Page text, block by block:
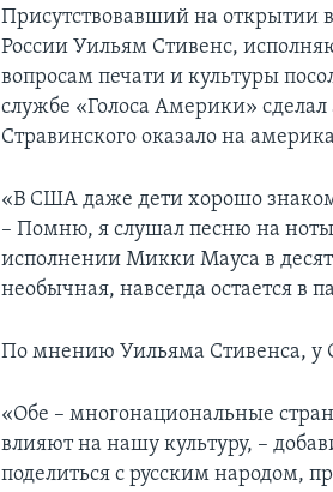
Присутствовавший на открытии
России Уильям Стивенс,
вопросам печати и культуры
службе «Голоса Америки»
Стравинского оказало на
«В США даже дети хорошо
– Помню, я слушал песню на ноты
исполнении Микки Мауса в
необычная, навсегда остается в
По мнению Уильяма Стивенса, у
«Обе – многонациональные
влияют на нашу культуру, –
поделиться с русским народом,